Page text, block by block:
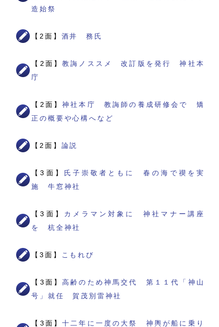
造始祭
【2面】 酒井 務氏
【2面】教誨ノススメ 改訂版を発行 神社本
庁
【2面】神社本庁 教誨師の養成研修会で 矯
正の概要や心構へなど
【2面】 論説
【3面】 氏子崇敬者ともに 春の海で禊を実
施 牛窓神社
【3面】 カメラマン対象に 神社マナー講座
を 杭全神社
【3面】 こもれび
【3面】高齢のため神馬交代 第１１代「神山
号」就任 賀茂別雷神社
【3面】十二年に一度の大祭 神輿が船に乗り